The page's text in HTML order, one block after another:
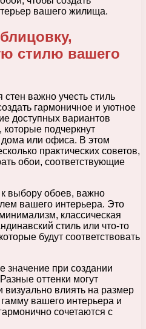
вашего жилища.
стилю вашего
важно учесть стиль
гармоничное и уютное
доступных вариантов
которые подчеркнут
или офиса. В этом
практических советов,
обои, соответствующие
к выбору обоев, важно
вашего интерьера. Это
классическая
стиль или что-то
будут соответствовать
значение при создании
оттенки могут
влиять на размер
вашего интерьера и
сочетаются с